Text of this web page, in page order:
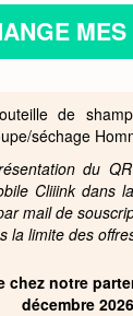
de
séchage
du
Cliiink dans
mail de
la limite des
chez notre
décembre 2026